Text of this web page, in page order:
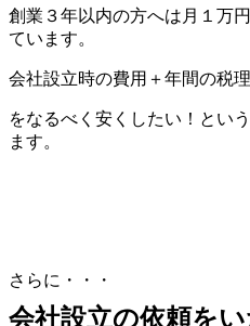
創業３年以内の方へは月１万
ています。
会社設立時の費用＋年間の税
をなるべく安くしたい！とい
ます。
さらに・・・
会社設立の依頼を